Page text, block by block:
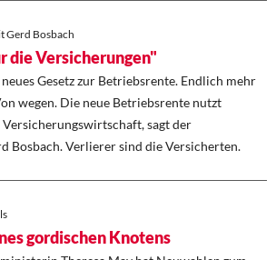
Gerd Bosbach
die Versicherungen"
Gesetz zur Betriebsrente. Endlich mehr
wegen. Die neue Betriebsrente nutzt
sagt der
Bosbach. Verlierer sind die Versicherten.
gordischen Knotens